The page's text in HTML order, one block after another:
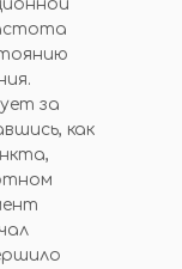
за
как